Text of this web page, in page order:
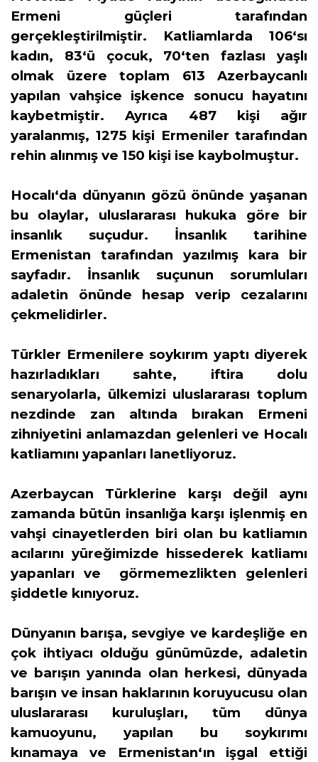
Ermeni güçleri tarafından
gerçekleştirilmiştir. Katliamlarda 106‘sı
kadın, 83‘ü çocuk, 70‘ten fazlası yaşlı
olmak üzere toplam 613 Azerbaycanlı
yapılan vahşice işkence sonucu hayatını
kaybetmiştir. Ayrıca 487 kişi ağır
yaralanmış, 1275 kişi Ermeniler tarafından
rehin alınmış ve 150 kişi ise kaybolmuştur.
Hocalı‘da dünyanın gözü önünde yaşanan
bu olaylar, uluslararası hukuka göre bir
insanlık suçudur. İnsanlık tarihine
Ermenistan tarafından yazılmış kara bir
sayfadır. İnsanlık suçunun sorumluları
adaletin önünde hesap verip cezalarını
çekmelidirler.
Türkler Ermenilere soykırım yaptı diyerek
hazırladıkları sahte, iftira dolu
senaryolarla, ülkemizi uluslararası toplum
nezdinde zan altında bırakan Ermeni
zihniyetini anlamazdan gelenleri ve Hocalı
katliamını yapanları lanetliyoruz.
Azerbaycan Türklerine karşı değil aynı
zamanda bütün insanlığa karşı işlenmiş en
vahşi cinayetlerden biri olan bu katliamın
acılarını yüreğimizde hissederek katliamı
yapanları ve görmemezlikten gelenleri
şiddetle kınıyoruz.
Dünyanın barışa, sevgiye ve kardeşliğe en
çok ihtiyacı olduğu günümüzde, adaletin
ve barışın yanında olan herkesi, dünyada
barışın ve insan haklarının koruyucusu olan
uluslararası kuruluşları, tüm dünya
kamuoyunu, yapılan bu soykırımı
kınamaya ve Ermenistan‘ın işgal ettiği